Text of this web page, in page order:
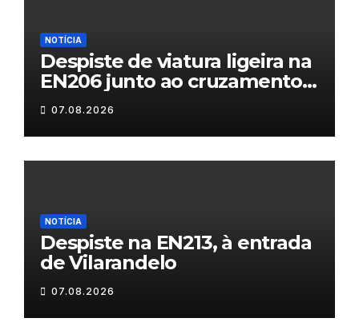
NOTÍCIA
Despiste de viatura ligeira na
EN206 junto ao cruzamento
Fornos do Pinhal
07.08.2026
NOTÍCIA
Despiste na EN213, à entrada
de Vilarandelo
07.08.2026